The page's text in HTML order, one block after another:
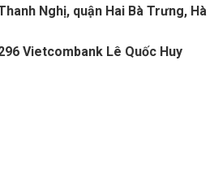
Nghị, quận Hai Bà Trưng, Hà
Vietcombank Lê Quốc Huy